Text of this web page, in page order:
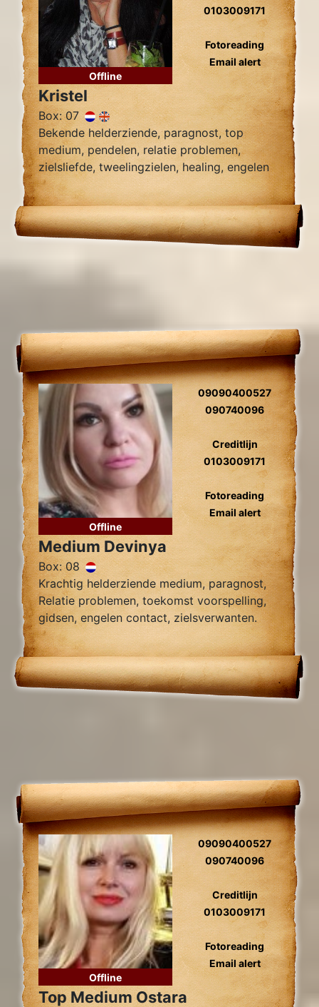
Offline
0103009171
Fotoreading
Email alert
Kristel
Box: 07
Bekende helderziende, paragnost, top
medium, pendelen, relatie problemen,
zielsliefde, tweelingzielen, healing, engelen
contact.
Offline
09090400527
090740096
Creditlijn
0103009171
Fotoreading
Email alert
Medium Devinya
Box: 08
Krachtig helderziende medium, paragnost,
Relatie problemen, toekomst voorspelling,
gidsen, engelen contact, zielsverwanten.
Offline
09090400527
090740096
Creditlijn
0103009171
Fotoreading
Email alert
Top Medium Ostara